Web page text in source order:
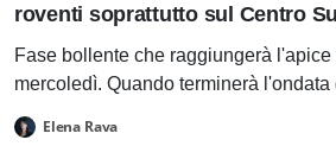
roventi soprattutto sul Centro
Fase bollente che raggiungerà l'apice
mercoledì. Quando terminerà l'ondata
Elena Rava